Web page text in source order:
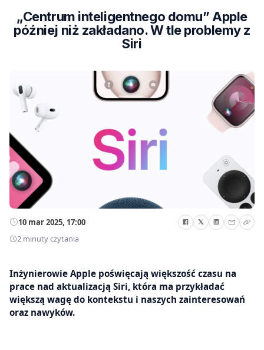
„Centrum inteligentnego domu” Apple
później niż zakładano. W tle problemy z
Siri
10 mar 2025, 17:00
2 minuty czytania
Inżynierowie Apple poświęcają większość czasu na
prace nad aktualizacją Siri, która ma przykładać
większą wagę do kontekstu i naszych zainteresowań
oraz nawyków.